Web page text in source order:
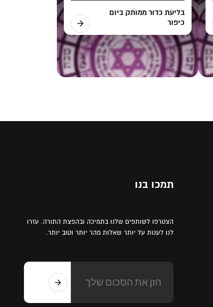
בליעת כדור ממותק ביום
כיפור
תמכו בנו
הצטרפו לשותפים שלנו בתמיכה ובהפצת התורה. עזרו
לנו לענות על יותר שאלות מהר יותר וטוב יותר.